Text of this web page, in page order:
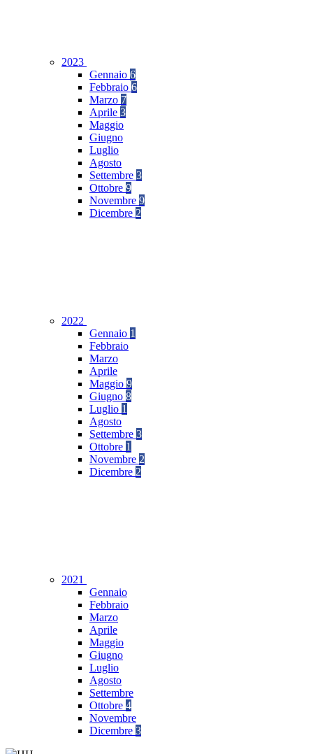
2023
Gennaio 6
Febbraio 6
Marzo 7
Aprile 3
Maggio
Giugno
Luglio
Agosto
Settembre 3
Ottobre 9
Novembre 9
Dicembre 2
2022
Gennaio 1
Febbraio
Marzo
Aprile
Maggio 9
Giugno 8
Luglio 1
Agosto
Settembre 3
Ottobre 1
Novembre 2
Dicembre 2
2021
Gennaio
Febbraio
Marzo
Aprile
Maggio
Giugno
Luglio
Agosto
Settembre
Ottobre 4
Novembre
Dicembre 3